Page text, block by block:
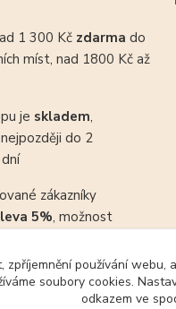
1 300 Kč zdarma do
míst, nad 1800 Kč až
je skladem,
do 2
zákazníky
5%, možnost
zpříjemnění používání
soubory cookies.
odkazem ve